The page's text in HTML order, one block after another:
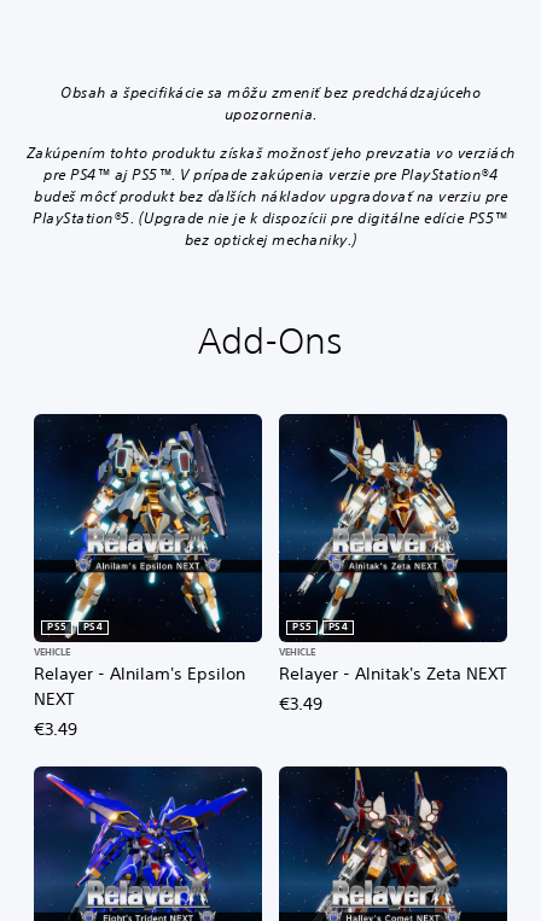
Obsah a špecifikácie sa môžu zmeniť bez predchádzajúceho
upozornenia.
Zakúpením tohto produktu získaš možnosť jeho prevzatia vo verziách
pre PS4™ aj PS5™. V prípade zakúpenia verzie pre PlayStation®4
budeš môcť produkt bez ďalších nákladov upgradovať na verziu pre
PlayStation®5. (Upgrade nie je k dispozícii pre digitálne edície PS5™
bez optickej mechaniky.)
Add-Ons
Relayer - Alnilam's Epsilon
NEXT
PS5
PS4
VEHICLE
€3.49
Relayer - Alnitak's Zeta NEXT
PS5
PS4
VEHICLE
€3.49